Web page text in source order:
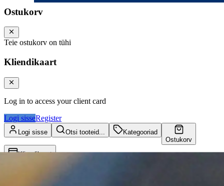
Ostukorv
Teie ostukorv on tühi
Kliendikaart
Log in to access your client card
Logi sisseRegister
Logi sisse Otsi tooteid...
Kategooriad
Ostukorv
Kliendikaart